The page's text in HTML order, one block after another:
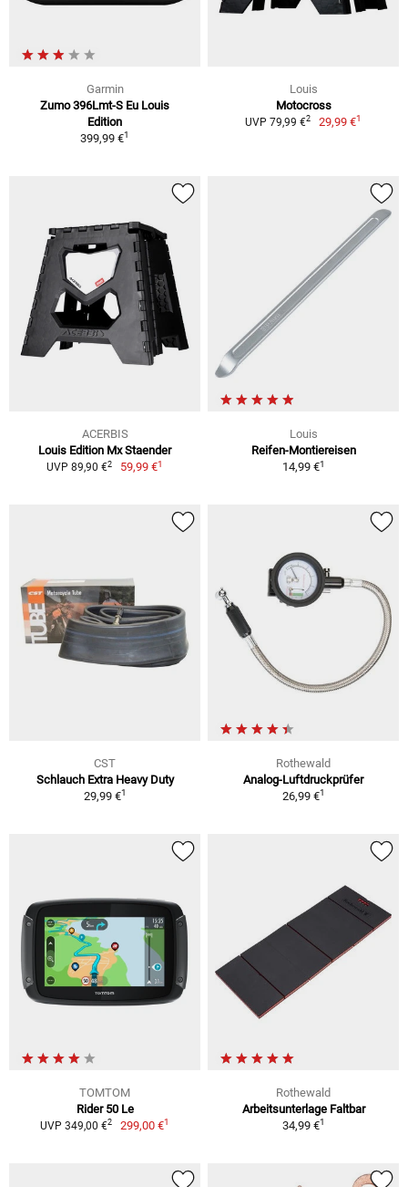
Garmin
Zumo 396Lmt-S Eu Louis
Edition
399,99 €1
Louis
Motocross
UVP 79,99 €2 29,99 €1
ACERBIS
Louis Edition Mx Staender
UVP 89,90 €2 59,99 €1
Louis
Reifen-Montiereisen
14,99 €1
CST
Schlauch Extra Heavy Duty
29,99 €1
Rothewald
Analog-Luftdruckprüfer
26,99 €1
TOMTOM
Rider 50 Le
UVP 349,00 €2 299,00 €1
Rothewald
Arbeitsunterlage Faltbar
34,99 €1